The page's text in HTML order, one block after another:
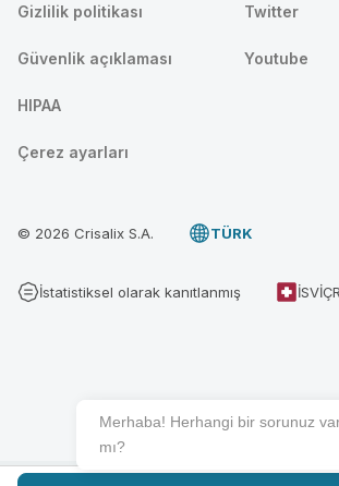
Gizlilik politikası
Güvenlik açıklaması
HIPAA
Çerez ayarları
Twitter
Youtube
© 2026 Crisalix S.A. TÜRK
İstatistiksel olarak kanıtlanmış
Merhaba! Herhangi bir sorunuz
mı?